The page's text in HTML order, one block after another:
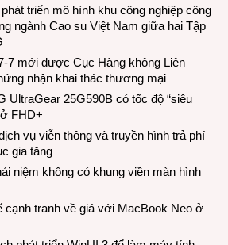
triển mô hình khu công nghiệp công
ngành Cao su Việt Nam giữa hai Tập
7 mới được Cục Hàng không Liên
nhận khai thác thương mại
UltraGear 25G590B có tốc độ “siêu
FHD+
vụ viễn thông và truyền hình trả phí
gia tăng
niệm không có khung viền màn hình
cạnh tranh về giá với MacBook Neo ở